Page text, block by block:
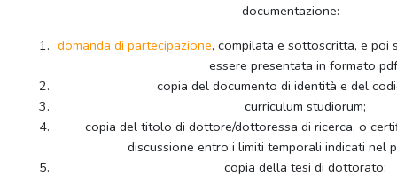
documentazione:
domanda di partecipazione, compilata e sottoscritta, e poi
essere presentata in formato
copia del documento di identità e del
curriculum studiorum;
copia del titolo di dottore/dottoressa di ricerca, o
discussione entro i limiti temporali indicati nel
copia della tesi di dottorato;